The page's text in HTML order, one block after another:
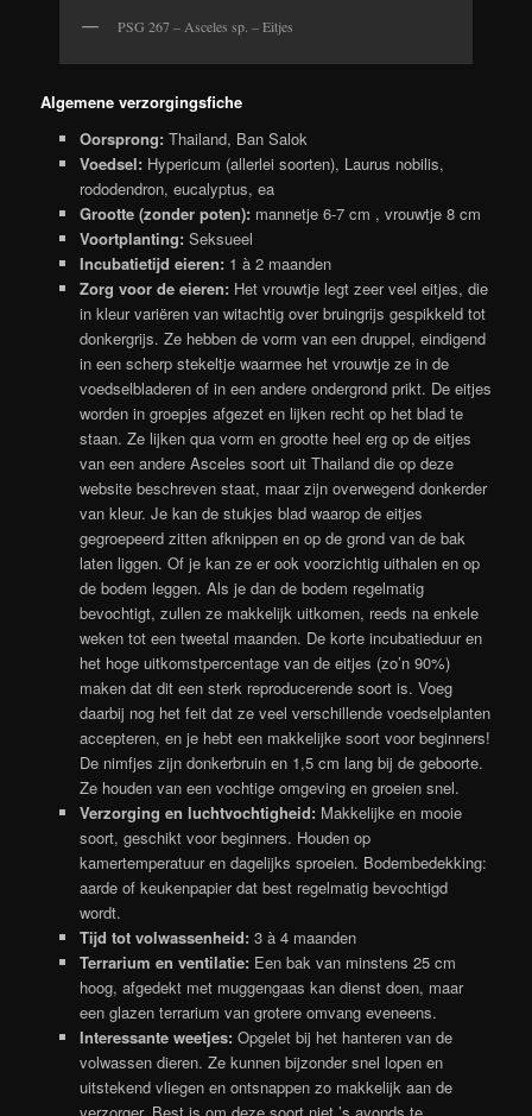
PSG 267 – Asceles sp. – Eitjes
Algemene verzorgingsfiche
Oorsprong: Thailand, Ban Salok
Voedsel: Hypericum (allerlei soorten), Laurus nobilis,
rododendron, eucalyptus, ea
Grootte (zonder poten): mannetje 6-7 cm , vrouwtje 8 cm
Voortplanting: Seksueel
Incubatietijd eieren: 1 à 2 maanden
Zorg voor de eieren: Het vrouwtje legt zeer veel eitjes, die
in kleur variëren van witachtig over bruingrijs gespikkeld tot
donkergrijs. Ze hebben de vorm van een druppel, eindigend
in een scherp stekeltje waarmee het vrouwtje ze in de
voedselbladeren of in een andere ondergrond prikt. De eitjes
worden in groepjes afgezet en lijken recht op het blad te
staan. Ze lijken qua vorm en grootte heel erg op de eitjes
van een andere Asceles soort uit Thailand die op deze
website beschreven staat, maar zijn overwegend donkerder
van kleur. Je kan de stukjes blad waarop de eitjes
gegroepeerd zitten afknippen en op de grond van de bak
laten liggen. Of je kan ze er ook voorzichtig uithalen en op
de bodem leggen. Als je dan de bodem regelmatig
bevochtigt, zullen ze makkelijk uitkomen, reeds na enkele
weken tot een tweetal maanden. De korte incubatieduur en
het hoge uitkomstpercentage van de eitjes (zo’n 90%)
maken dat dit een sterk reproducerende soort is. Voeg
daarbij nog het feit dat ze veel verschillende voedselplanten
accepteren, en je hebt een makkelijke soort voor beginners!
De nimfjes zijn donkerbruin en 1,5 cm lang bij de geboorte.
Ze houden van een vochtige omgeving en groeien snel.
Verzorging en luchtvochtigheid: Makkelijke en mooie
soort, geschikt voor beginners. Houden op
kamertemperatuur en dagelijks sproeien. Bodembedekking:
aarde of keukenpapier dat best regelmatig bevochtigd
wordt.
Tijd tot volwassenheid: 3 à 4 maanden
Terrarium en ventilatie: Een bak van minstens 25 cm
hoog, afgedekt met muggengaas kan dienst doen, maar
een glazen terrarium van grotere omvang eveneens.
Interessante weetjes: Opgelet bij het hanteren van de
volwassen dieren. Ze kunnen bijzonder snel lopen en
uitstekend vliegen en ontsnappen zo makkelijk aan de